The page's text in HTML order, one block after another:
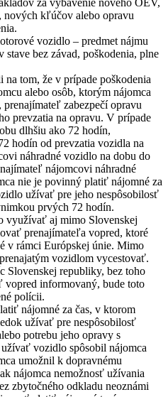
za vybavenie nového OEV,
nových kľúčov alebo opravu
vozidlo – predmet nájmu
bez závad, poškodenia, plne
na tom, že v prípade poškodenia
alebo osôb, ktorým nájomca
zabezpečí opravu
prevzatia na opravu. V prípade
dlhšiu ako 72 hodín,
hodín od prevzatia vozidla na
náhradné vozidlo na dobu do
nájomcovi náhradné
nie je povinný platiť nájomné za
užívať pre jeho nespôsobilosť
prvých 72 hodín.
využívať aj mimo Slovenskej
prenajímateľa vopred, ktoré
v rámci Európskej únie. Mimo
vozidlom vycestovať.
Slovenskej republiky, bez toho
vopred informovaný, bude toto
polícii.
nájomné za čas, v ktorom
užívať pre nespôsobilosť
potrebu jeho opravy s
vozidlo spôsobil nájomca
umožnil k dopravnému
nájomca nemožnosť užívania
zbytočného odkladu neoznámi